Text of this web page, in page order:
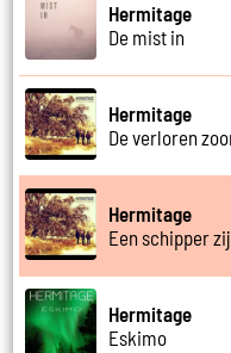
Hermitage
De mist in
Hermitage
De verloren
Hermitage
Een schipper
Hermitage
Eskimo